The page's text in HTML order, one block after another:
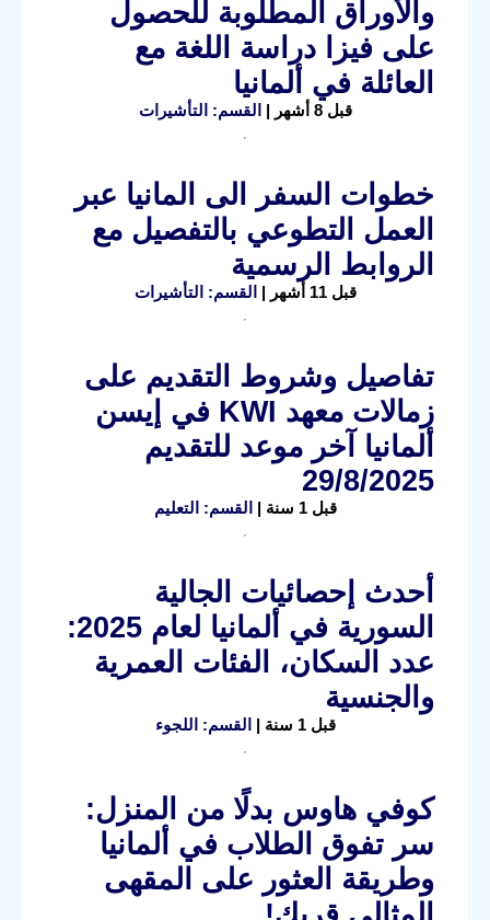
والأوراق المطلوبة للحصول
على فيزا دراسة اللغة مع
العائلة في ألمانيا
قبل 8 أشهر | القسم: التأشيرات
خطوات السفر الى المانيا عبر
العمل التطوعي بالتفصيل مع
الروابط الرسمية
قبل 11 أشهر | القسم: التأشيرات
تفاصيل وشروط التقديم على
زمالات معهد KWI في إيسن
ألمانيا آخر موعد للتقديم
29/8/2025
قبل 1 سنة | القسم: التعليم
أحدث إحصائيات الجالية
السورية في ألمانيا لعام 2025:
عدد السكان، الفئات العمرية
والجنسية
قبل 1 سنة | القسم: اللجوء
كوفي هاوس بدلًا من المنزل:
سر تفوق الطلاب في ألمانيا
وطريقة العثور على المقهى